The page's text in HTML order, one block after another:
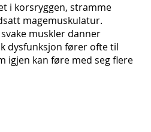
i korsryggen, stramme
magemuskulatur.
muskler danner
dysfunksjon fører ofte til
igjen kan føre med seg flere